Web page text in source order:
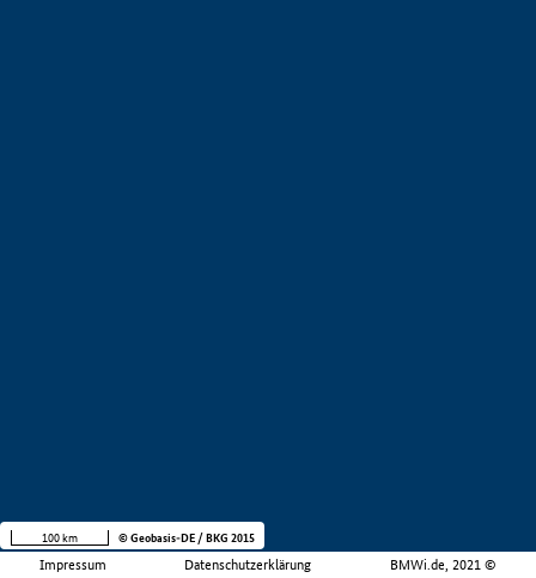
Impressum Datenschutzerklärung BMWi.de, 2021 ©
100 km © Geobasis-DE / BKG 2015